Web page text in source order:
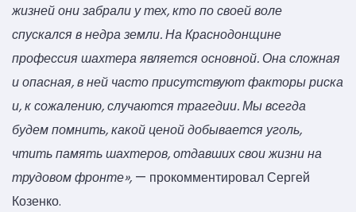
жизней они забрали у тех, кто по своей воле
спускался в недра земли. На Краснодонщине
профессия шахтера является основной. Она сложная
и опасная, в ней часто присутствуют факторы риска
и, к сожалению, случаются трагедии. Мы всегда
будем помнить, какой ценой добывается уголь,
чтить память шахтеров, отдавших свои жизни на
трудовом фронте», — прокомментировал Сергей
Козенко.